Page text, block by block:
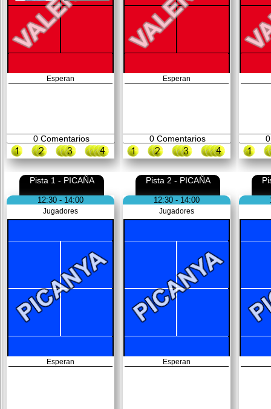
Esperan
0Comentarios
Esperan
0Comentarios 0
Pista 1 - PICAÑA
12:30 - 14:00
Jugadores
Esperan
Pista 2 - PICAÑA
12:30 - 14:00
Jugadores
Esperan